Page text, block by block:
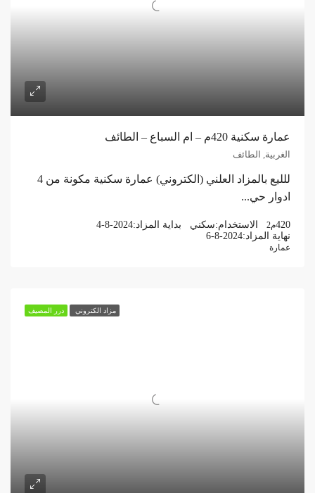
عمارة سكنية 420م – ام السباع – الطائف
الغربية, الطائف
للليع بالمزاد العلني (الكتروني) عمارة سكنية مكونة من 4
ادوار حي...
420م2 الاستخدام:سكني بداية المزاد:4-8-2024
نهاية المزاد:6-8-2024
عمارة
مزاد الكتروني درر المصيف